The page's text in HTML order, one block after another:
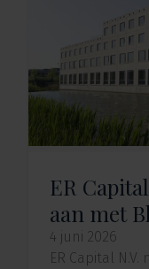
ER
aan met
4 juni 2026
ER Capital